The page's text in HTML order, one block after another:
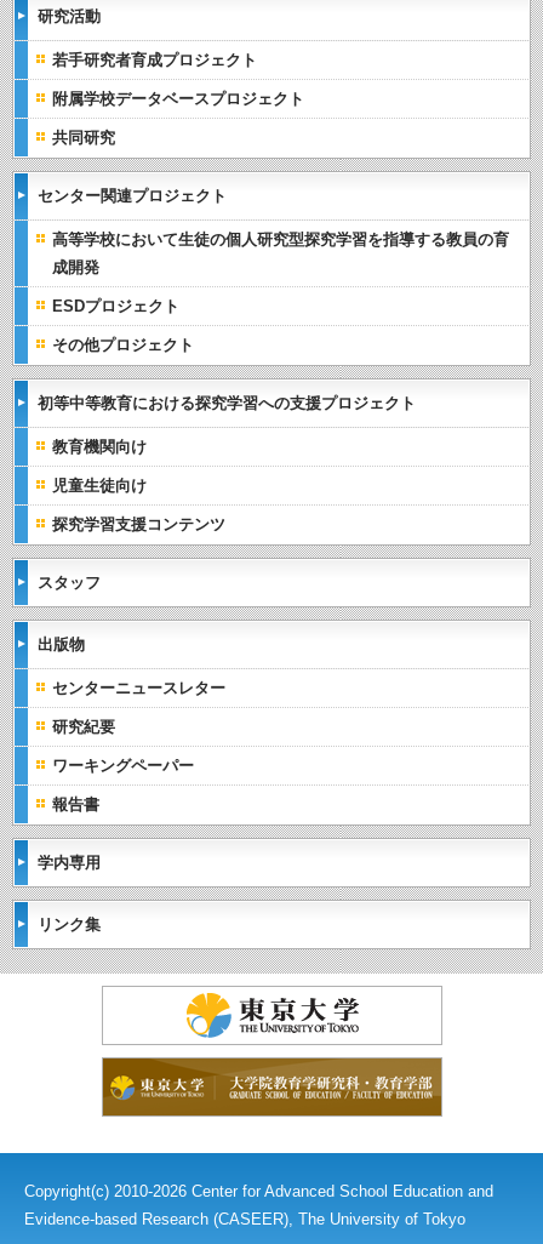
研究活動
若手研究者育成プロジェクト
附属学校データベースプロジェクト
共同研究
センター関連プロジェクト
高等学校において生徒の個人研究型探究学習を指導する教員の育
成開発
ESDプロジェクト
その他プロジェクト
初等中等教育における探究学習への支援プロジェクト
教育機関向け
児童生徒向け
探究学習支援コンテンツ
スタッフ
出版物
センターニュースレター
研究紀要
ワーキングペーパー
報告書
学内専用
リンク集
Copyright(c) 2010-2026 Center for Advanced School Education and
Evidence-based Research (CASEER), The University of Tokyo